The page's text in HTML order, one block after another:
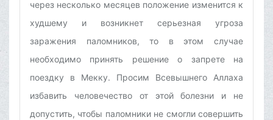
через несколько месяцев положение изменится к
худшему и возникнет серьезная угроза
заражения паломников, то в этом случае
необходимо принять решение о запрете на
поездку в Мекку. Просим Всевышнего Аллаха
избавить человечество от этой болезни и не
допустить, чтобы паломники не смогли совершить